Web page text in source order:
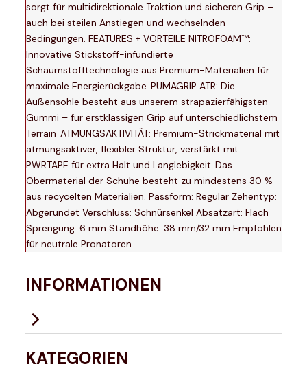
sorgt für multidirektionale Traktion und sicheren Grip –
auch bei steilen Anstiegen und wechselnden
Bedingungen. FEATURES + VORTEILE NITROFOAM™:
Innovative Stickstoff-infundierte
Schaumstofftechnologie aus Premium-Materialien für
maximale Energierückgabe PUMAGRIP ATR: Die
Außensohle besteht aus unserem strapazierfähigsten
Gummi – für erstklassigen Grip auf unterschiedlichstem
Terrain ATMUNGSAKTIVITÄT: Premium-Strickmaterial mit
atmungsaktiver, flexibler Struktur, verstärkt mit
PWRTAPE für extra Halt und Langlebigkeit Das
Obermaterial der Schuhe besteht zu mindestens 30 %
aus recycelten Materialien. Passform: Regulär Zehentyp:
Abgerundet Verschluss: Schnürsenkel Absatzart: Flach
Sprengung: 6 mm Standhöhe: 38 mm/32 mm Empfohlen
für neutrale Pronatoren
INFORMATIONEN
KATEGORIEN